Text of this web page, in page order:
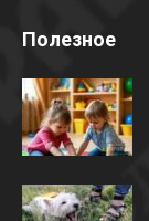
Полезное